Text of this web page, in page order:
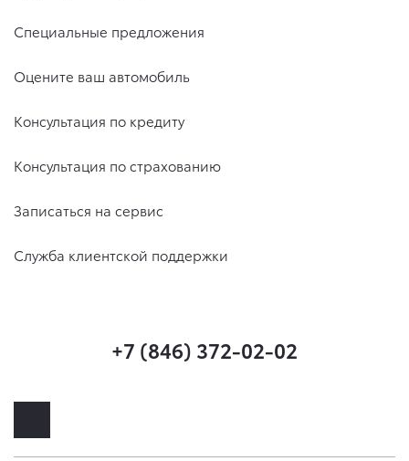
Специальные предложения
Оцените ваш автомобиль
Консультация по кредиту
Консультация по страхованию
Записаться на сервис
Служба клиентской поддержки
+7 (846) 372-02-02